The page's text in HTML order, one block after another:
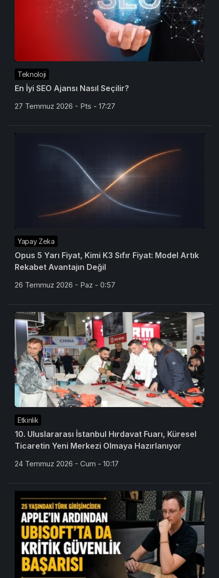
Teknoloji
En İyi SEO Ajansı Nasıl Seçilir?
27 Temmuz 2026 - Pts - 17:27
Yapay Zeka
Opus 5 Yarı Fiyat, Kimi K3 Sıfır Fiyat: Model Artık
Rekabet Avantajın Değil
26 Temmuz 2026 - Paz - 0:57
Etkinlik
10. Uluslararası İstanbul Hırdavat Fuarı, Küresel
Ticaretin Yeni Merkezi Olmaya Hazırlanıyor
24 Temmuz 2026 - Cum - 10:17